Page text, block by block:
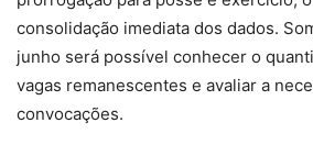
consolidação imediata dos dados.
junho será possível conhecer o
vagas remanescentes e avaliar a
convocações.